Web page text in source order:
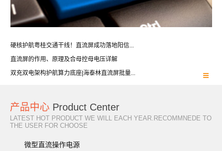
硬核护航粤桂交通干线！直流屏成功落地阳信...
直流屏的作用、原理及合母控母电压详解
双充双电架构护航算力底座|海泰林直流屏批量...
产品中心 Product Center
LATEST HOT PRODUCT WE WILL EACH YEAR.RECOMMNEDE TO
THE USER FOR CHOOSE
微型直流操作电源